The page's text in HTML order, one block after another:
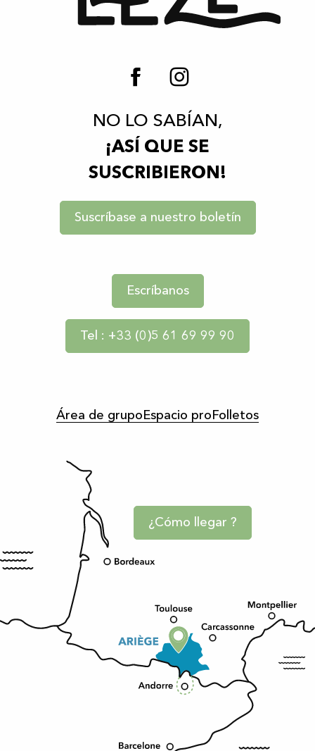
NO LO SABÍAN,
¡ASÍ QUE SE
SUSCRIBIERON!
Suscríbase a nuestro boletín
Escríbanos
Tel : +33 (0)5 61 69 99 90
Área de grupo Espacio pro Folletos
¿Cómo llegar ?